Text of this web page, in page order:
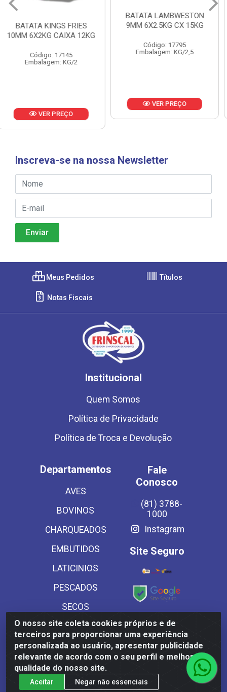
9MM 6X2.5KG CX 15KG
Embalagem: KG/2,5
BATATA LAMBWESTON
7MM 8X2,25KG CX 18KG
Código: 18433
Embalagem: KG/2,25
VER PREÇO
Inscreva-se na nossa Newsletter
O nosso site coleta cookies próprios e de
terceiros para proporcionar uma experiência
personalizada ao usuário, apresentar publicidade
relevante de acordo com o seu perfil e melhorar a
qualidade do nosso site.
Aceitar Negar não essenciais
Meus Pedidos Títulos
Notas Fiscais
Institucional
Quem Somos
Política de Privacidade
Política de Troca e Devolução
Departamentos
AVES
BOVINOS
CHARQUEADOS
EMBUTIDOS
LATICINIOS
PESCADOS
SECOS
SUINOS
VEGETAIS CONG E
MASSAS
Fale
Conosco
(81) 3788-
1000
Instagram
Site Seguro
Baixe já
nosso APP